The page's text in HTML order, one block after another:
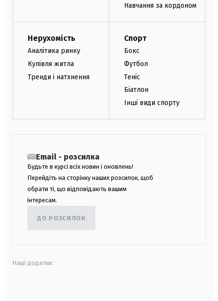
Навчання за кордоном
Нерухомість
Аналітика ринку
Купівля житла
Тренди і натхнення
Спорт
Бокс
Футбол
Теніс
Біатлон
Інші види спорту
Email - розсилка
Будьте в курсі всіх новин і оновлень!
Перейдіть на сторінку наших розсилок, щоб
обрати ті, що відповідають вашим
інтересам.
ДО РОЗСИЛОК
Наші додатки: